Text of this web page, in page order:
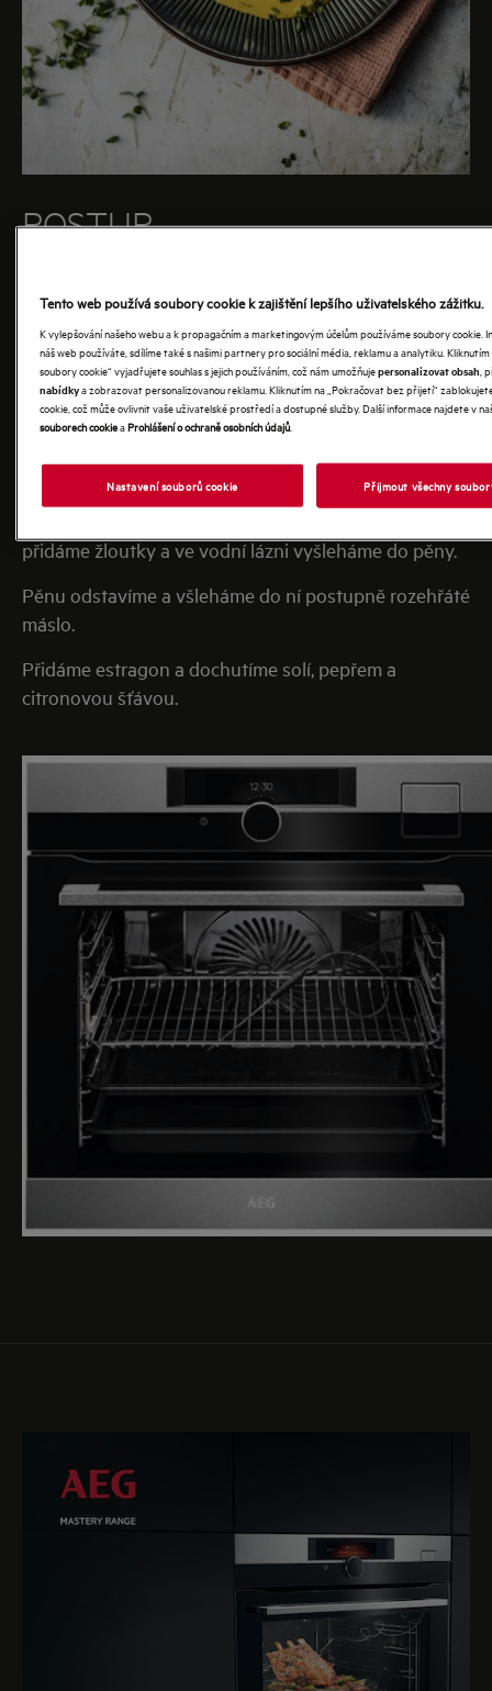
POSTUP
s máslem a snítkou tymiánu a zavakuujeme.
Vaříme v režimuVakuové vaření při 50 °C 25 minut.
Poté stáhneme kůži a podáváme s béarnskou
omáčkou.
rychle svaříme.
přidáme žloutky a ve vodní lázni vyšleháme do pěny.
Pěnu odstavíme a všleháme do ní postupně rozehřáté
máslo.
Přidáme estragon a dochutíme solí, pepřem a
citronovou šťávou.
Tento web používá soubory cookie k zajištění lepšího uživatelského zážitku.
K vylepšování našeho webu a k propagačním a marketingovým účelům používáme soubory cookie.
náš web používáte, sdílíme také s našimi partnery pro sociální média, reklamu a analytiku.
soubory cookie“ vyjadřujete souhlas s jejich používáním, což nám umožňujepersonalizovat obsah ,
nabídkya zobrazovat personalizovanou reklamu. Kliknutím na „Pokračovat bez přijetí“
cookie, což může ovlivnit vaše uživatelské prostředí a dostupné služby. Další informace najdete v
souborech cookieaProhlášení o ochraně osobních údajů
Nastavení souborů cookie Přijmout všechny